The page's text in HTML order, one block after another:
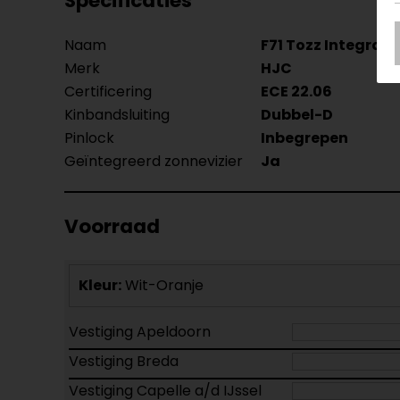
Naam F71 Tozz
Merk
HJC
Certificering
ECE 22.06
Kinbandsluiting
Dubbel-D
Pinlock
Inbegrepen
Geïntegreerd zonnevizier
Ja
Voorraad
Kleur: Wit-Oranje
Vestiging Apeldoorn
Vestiging Breda
Vestiging Capelle a/d IJssel